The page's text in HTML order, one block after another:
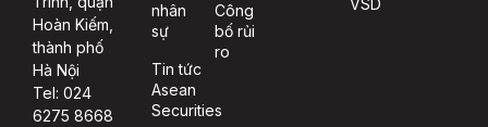
Hoàn Kiếm,
thành phố
Hà Nội
Tel: 024
6275 8668
nhân
sự
Tin tức
Asean
Securities
Công
bố rủi
ro
VSD